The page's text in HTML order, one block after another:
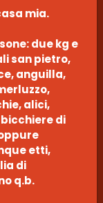
mia.
due kg e
san pietro,
anguilla,
alici,
di
etti,
di
q.b.